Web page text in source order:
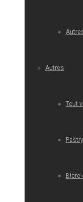
Autres
Tout
Bière